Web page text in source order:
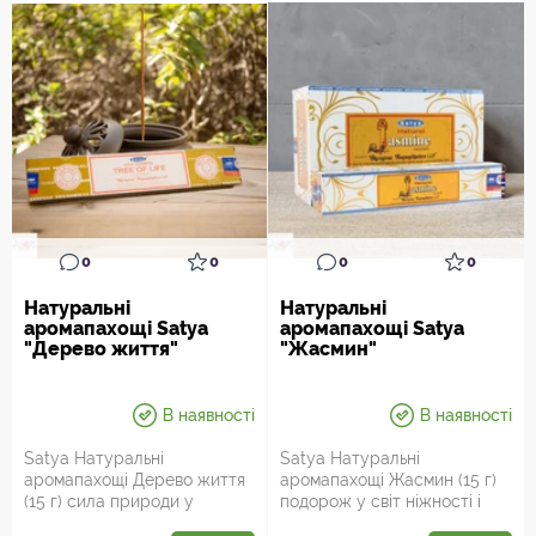
0 0
Натуральні
аромапахощі Satya
"Дерево життя"
В наявності
Satya Натуральні
аромапахощі Дерево життя
(15 г) сила природи у
0 0
Натуральні
аромапахощі Satya
"Жасмин"
В наявності
Satya Натуральні
аромапахощі Жасмин (15 г)
подорож у світ ніжності і